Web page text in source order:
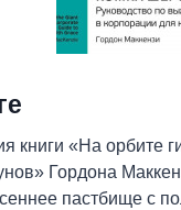
«На орбите
Гордона
пастбище с